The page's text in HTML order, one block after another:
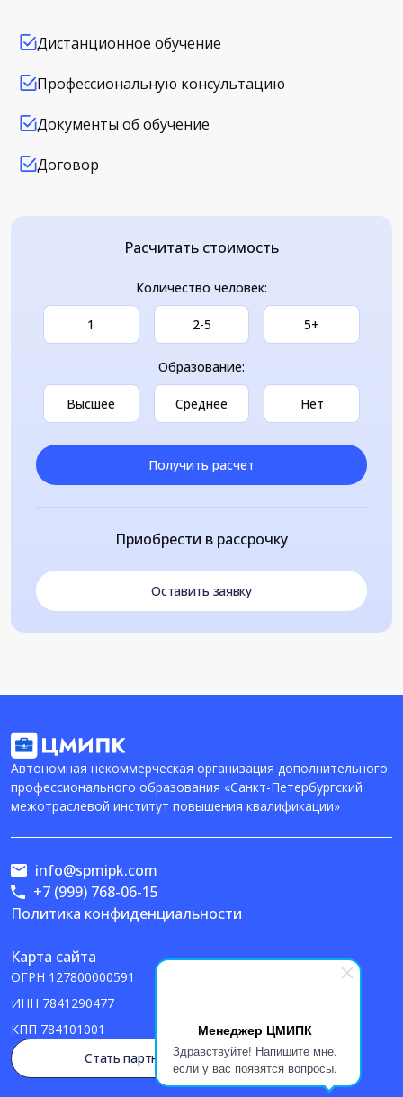
Менеджер ЦМИПК
Здравствуйте! Напишите мне,
если у вас появятся вопросы.
Дистанционное обучение
Профессиональную консультацию
Документы об обучение
Договор
Расчитать стоимость
Количество человек:
1 2-5 5+
Образование:
Высшее Среднее Нет
Получить расчет
Приобрести в рассрочку
Оставить заявку
Автономная некоммерческая организация дополнительного
профессионального образования «Санкт-Петербургский
межотраслевой институт повышения квалификации»
Политика конфиденциальности
Карта сайта
ОГРН 127800000591
ИНН 7841290477
КПП 784101001
info@spmipk.com
+7 (999) 768-06-15
Стать партнером